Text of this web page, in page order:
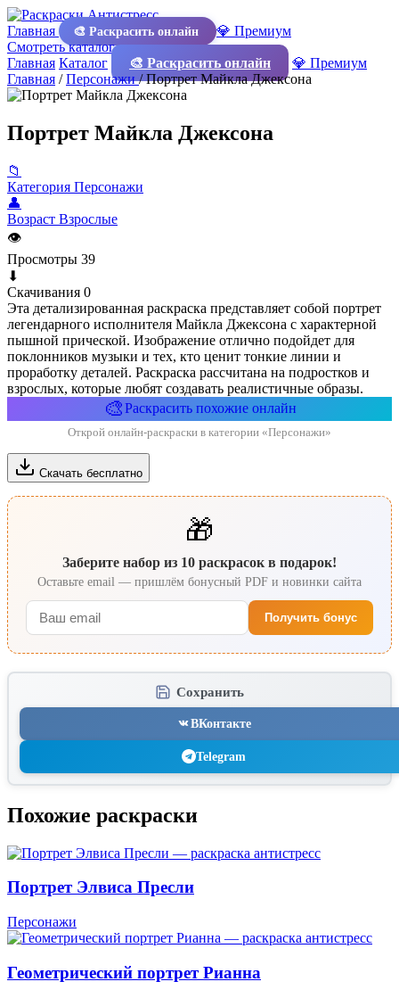
Главная 🎨 Раскрасить онлайн
💎 Премиум
Смотреть каталог
Главная Каталог 🎨 Раскрасить онлайн
💎 Премиум
Главная /Персонажи/Портрет Майкла Джексона
Портрет Майкла Джексона
📁
Категория Персонажи
👤
Возраст Взрослые
👁
Просмотры 39
⬇
Скачивания 0
Эта детализированная раскраска представляет собой портрет
легендарного исполнителя Майкла Джексона с характерной
пышной прической. Изображение отлично подойдет для
поклонников музыки и тех, кто ценит тонкие линии и
проработку деталей. Раскраска рассчитана на подростков и
взрослых, которые любят создавать реалистичные образы.
🎨Раскрасить похожие онлайн
Открой онлайн-раскраски в категории «Персонажи»
Скачать бесплатно
🎁
Заберите набор из 10 раскрасок в подарок!
Оставьте email — пришлём бонусный PDF и новинки сайта
Получить бонус
Сохранить
ВКонтакте
Telegram
Похожие раскраски
Портрет Элвиса Пресли
Персонажи
Геометрический портрет Рианна